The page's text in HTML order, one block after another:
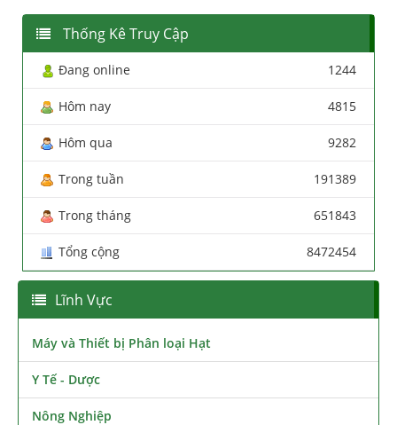
Thống Kê Truy Cập
Đang online 1244
Hôm nay 4815
Hôm qua 9282
Trong tuần 191389
Trong tháng 651843
Tổng cộng 8472454
Lĩnh Vực
Máy và Thiết bị Phân loại Hạt
Y Tế - Dược
Nông Nghiệp